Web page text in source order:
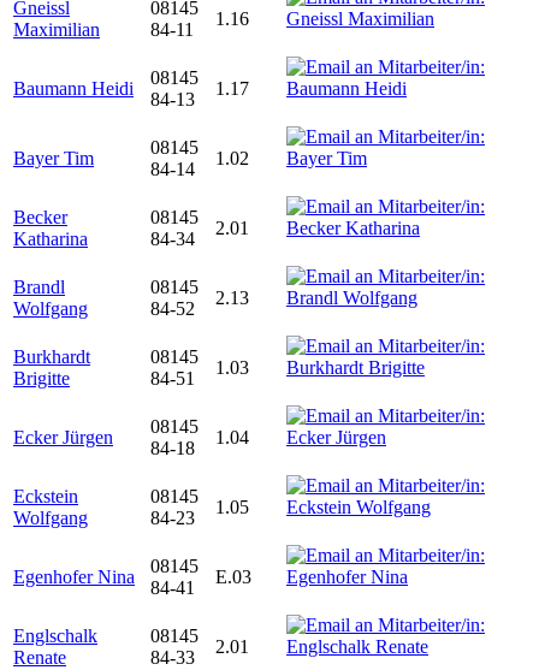
Gneissl
Maximilian
08145
84-11
1.16
Baumann Heidi
08145
84-13
1.17
Bayer Tim
08145
84-14
1.02
Becker
Katharina
08145
84-34
2.01
Brandl
Wolfgang
08145
84-52
2.13
Burkhardt
Brigitte
08145
84-51
1.03
Ecker Jürgen
08145
84-18
1.04
Eckstein
Wolfgang
08145
84-23
1.05
Egenhofer Nina
08145
84-41
E.03
Englschalk
Renate
08145
84-33
2.01